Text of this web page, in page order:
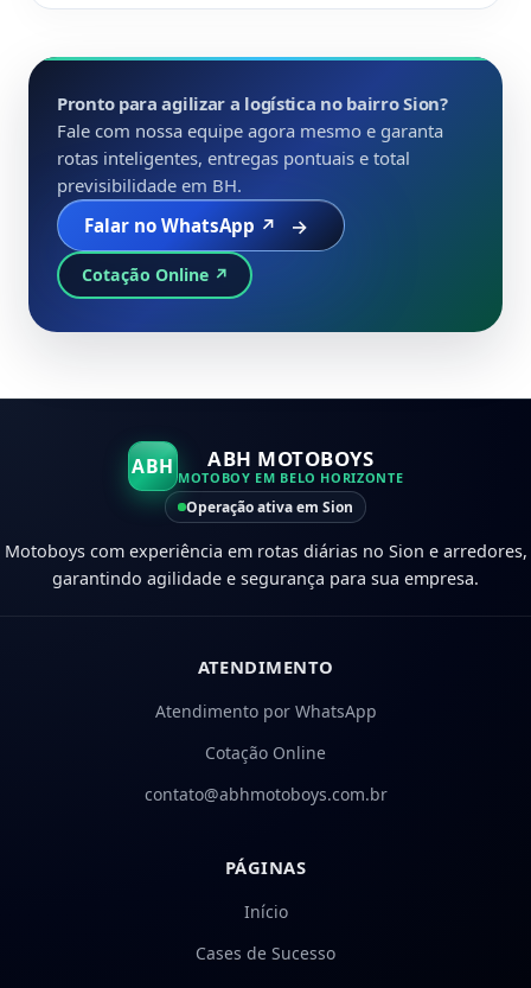
Pronto para agilizar a logística no bairro Sion?
Fale com nossa equipe agora mesmo e garanta
rotas inteligentes, entregas pontuais e total
previsibilidade em BH.
Falar no WhatsApp ↗
Cotação Online ↗
ABH ABH MOTOBOYS
MOTOBOY EM BELO HORIZONTE
Operação ativa em Sion
Motoboys com experiência em rotas diárias no Sion e arredores,
garantindo agilidade e segurança para sua empresa.
ATENDIMENTO
Atendimento por WhatsApp
Cotação Online
contato@abhmotoboys.com.br
PÁGINAS
Início
Cases de Sucesso